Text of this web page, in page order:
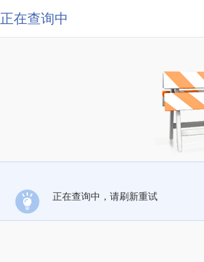
正在查询中
正在查询中，请刷新重试